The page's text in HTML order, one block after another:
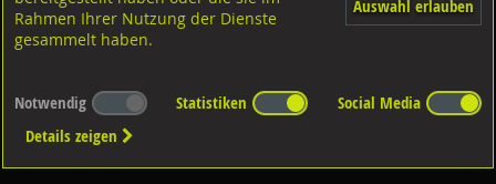
Rahmen Ihrer Nutzung der Dienste
gesammelt haben.
Auswahl erlauben
Notwendig Statistiken
Social Media
Details zeigen